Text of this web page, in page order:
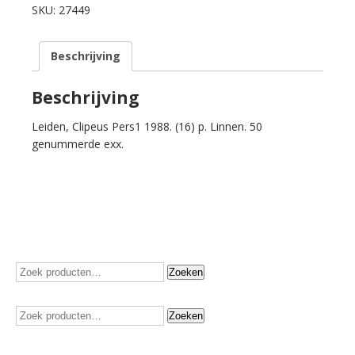
van
Haec
libertatis
ergo.
Papieren
geofferd
op
aantal
SKU: 27449
Beschrijving
Beschrijving
Leiden, Clipeus Pers1 1988. (16) p. Linnen. 50
genummerde exx.
Zoeken
Zoeken
Zoeken
Zoeken